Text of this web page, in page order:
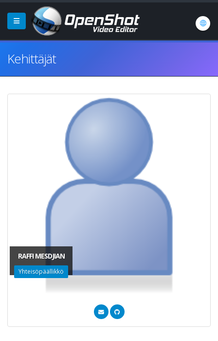
Kehittäjät
RAFFI MESDJIAN
Yhteisöpäällikkö